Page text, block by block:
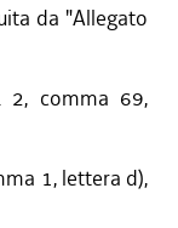
da "Allegato
2, comma 69,
1, lettera d),